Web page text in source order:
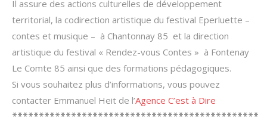
Il assure des actions culturelles de développement
territorial, la codirection artistique du festival Eperluette –
contes et musique – à Chantonnay 85 et la direction
artistique du festival « Rendez-vous Contes » à Fontenay
Le Comte 85 ainsi que des formations pédagogiques.
Si vous souhaitez plus d’informations, vous pouvez
contacter Emmanuel Heit de l’Agence C’est à Dire
**********************************************